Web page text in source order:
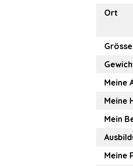
Ort
Grösse
Meine
Meine
Mein
Meine